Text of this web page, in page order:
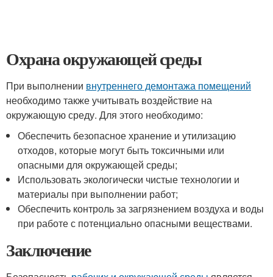
Охрана окружающей среды
При выполнении внутреннего демонтажа помещений
необходимо также учитывать воздействие на
окружающую среду. Для этого необходимо:
Обеспечить безопасное хранение и утилизацию
отходов, которые могут быть токсичными или
опасными для окружающей среды;
Использовать экологически чистые технологии и
материалы при выполнении работ;
Обеспечить контроль за загрязнением воздуха и воды
при работе с потенциально опасными веществами.
Заключение